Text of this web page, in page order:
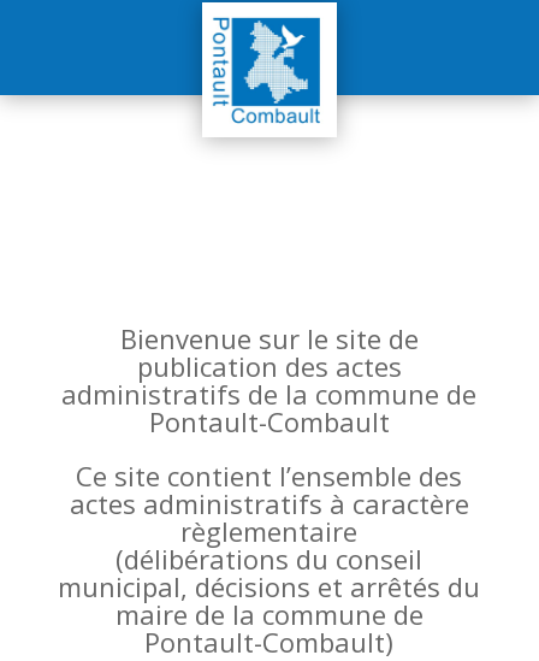
Bienvenue sur le site de
publication des actes
administratifs de la commune de
Pontault-Combault
Ce site contient l’ensemble des
actes administratifs à caractère
règlementaire
(délibérations du conseil
municipal, décisions et arrêtés du
maire de la commune de
Pontault-Combault)